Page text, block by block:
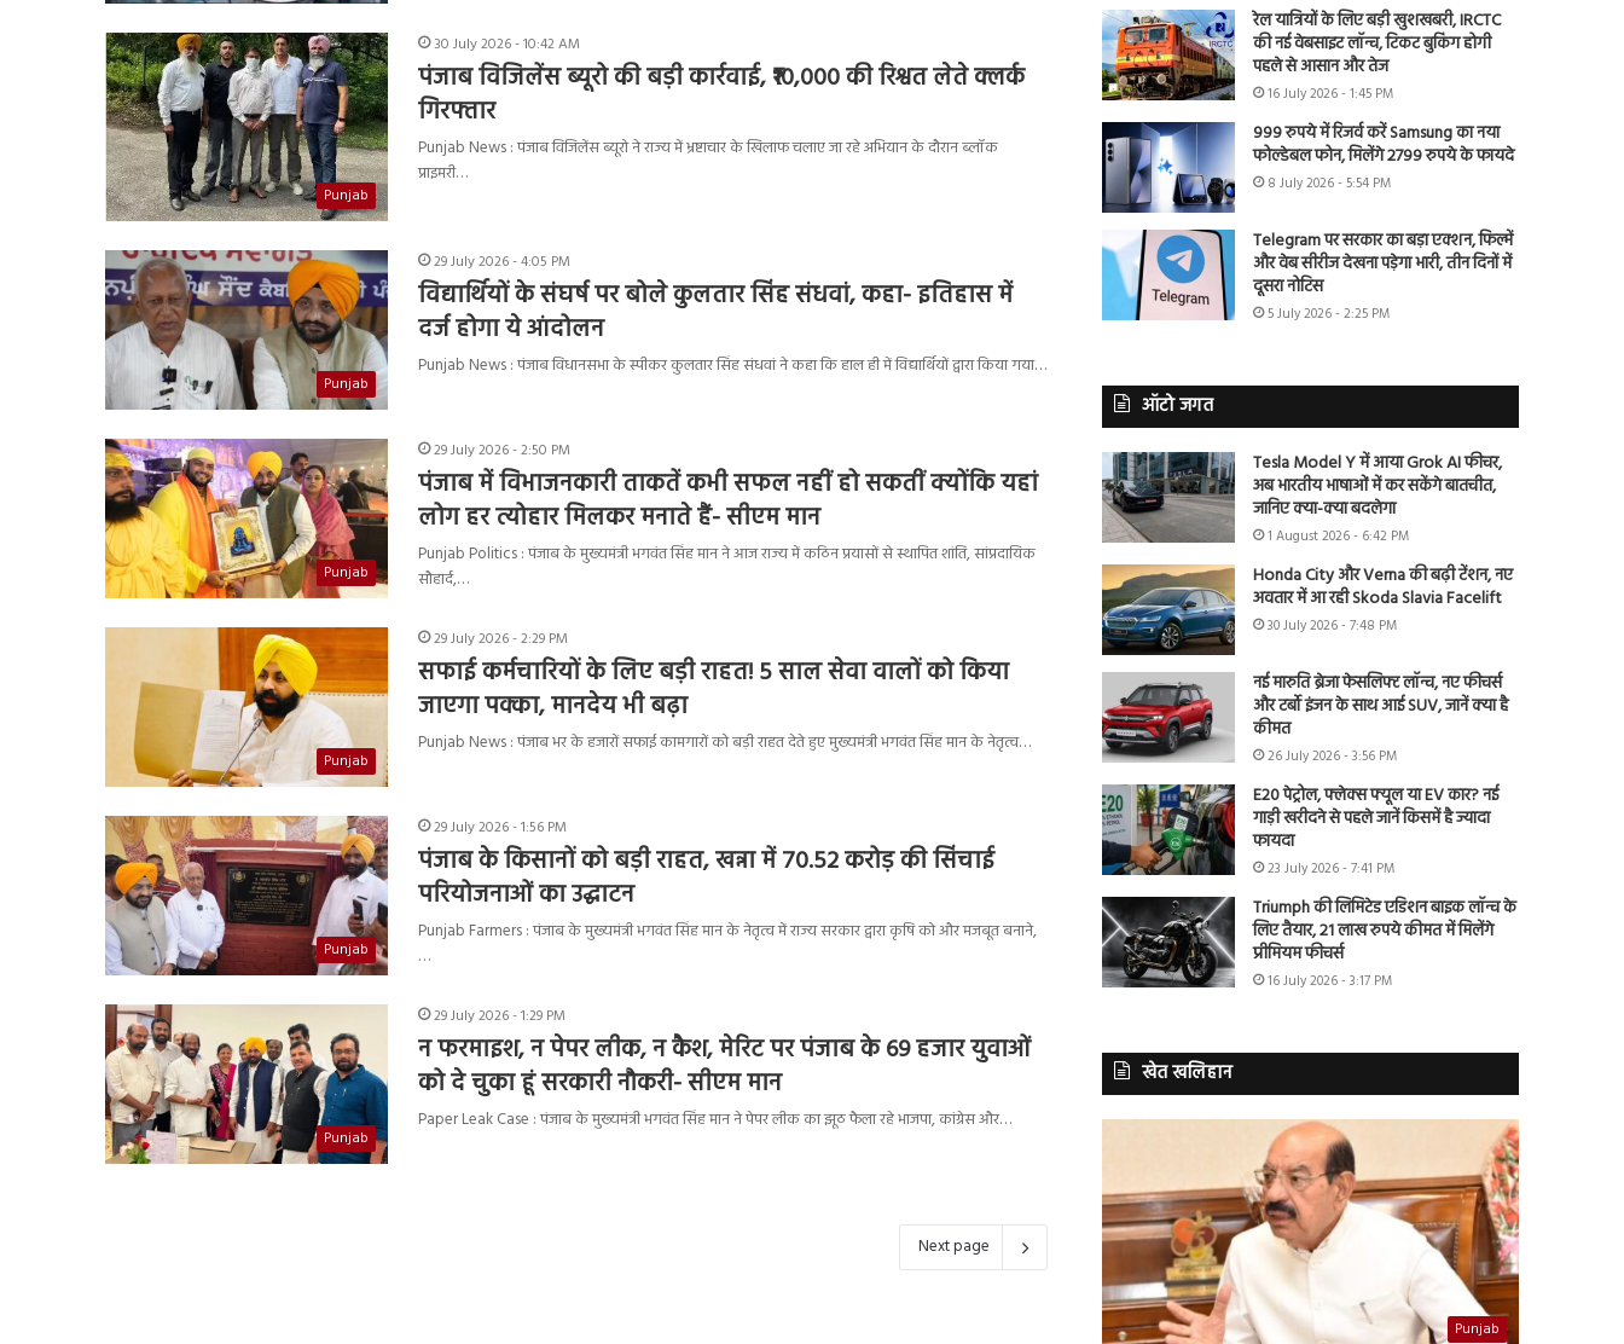
Punjab
30 July 2026 - 10:42 AM
पंजाब विजिलेंस ब्यूरो की बड़ी कार्रवाई, ₹10,000 की रिश्वत लेते क्लर्क
गिरफ्तार
Punjab News : पंजाब विजिलेंस ब्यूरो ने राज्य में भ्रष्टाचार के खिलाफ चलाए जा रहे अभियान के दौरान ब्लॉक
प्राइमरी…
Punjab
29 July 2026 - 4:05 PM
विद्यार्थियों के संघर्ष पर बोले कुलतार सिंह संधवां, कहा- इतिहास में
दर्ज होगा ये आंदोलन
Punjab News : पंजाब विधानसभा के स्पीकर कुलतार सिंह संधवां ने कहा कि हाल ही में विद्यार्थियों द्वारा किया गया…
Punjab
29 July 2026 - 2:50 PM
पंजाब में विभाजनकारी ताकतें कभी सफल नहीं हो सकतीं क्योंकि यहां
लोग हर त्योहार मिलकर मनाते हैं- सीएम मान
Punjab Politics : पंजाब के मुख्यमंत्री भगवंत सिंह मान ने आज राज्य में कठिन प्रयासों से स्थापित शांति, सांप्रदायिक
सौहार्द,…
Punjab
29 July 2026 - 2:29 PM
सफाई कर्मचारियों के लिए बड़ी राहत! 5 साल सेवा वालों को किया
जाएगा पक्का, मानदेय भी बढ़ा
Punjab News : पंजाब भर के हजारों सफाई कामगारों को बड़ी राहत देते हुए मुख्यमंत्री भगवंत सिंह मान के नेतृत्व…
Punjab
29 July 2026 - 1:56 PM
पंजाब के किसानों को बड़ी राहत, खन्ना में 70.52 करोड़ की सिंचाई
परियोजनाओं का उद्घाटन
Punjab Farmers : पंजाब के मुख्यमंत्री भगवंत सिंह मान के नेतृत्व में राज्य सरकार द्वारा कृषि को और मजबूत बनाने,
…
Punjab
29 July 2026 - 1:29 PM
न फरमाइश, न पेपर लीक, न कैश, मेरिट पर पंजाब के 69 हजार युवाओं
को दे चुका हूं सरकारी नौकरी- सीएम मान
Paper Leak Case : पंजाब के मुख्यमंत्री भगवंत सिंह मान ने पेपर लीक का झूठ फैला रहे भाजपा, कांग्रेस और…
Next page
रेल यात्रियों के लिए बड़ी खुशखबरी, IRCTC
की नई वेबसाइट लॉन्च, टिकट बुकिंग होगी
पहले से आसान और तेज
16 July 2026 - 1:45 PM
999 रुपये में रिजर्व करें Samsung का नया
फोल्डेबल फोन, मिलेंगे 2799 रुपये के फायदे
8 July 2026 - 5:54 PM
Telegram पर सरकार का बड़ा एक्शन, फिल्में
और वेब सीरीज देखना पड़ेगा भारी, तीन दिनों में
दूसरा नोटिस
5 July 2026 - 2:25 PM
ऑटो जगत
Tesla Model Y में आया Grok AI फीचर,
अब भारतीय भाषाओं में कर सकेंगे बातचीत,
जानिए क्या-क्या बदलेगा
1 August 2026 - 6:42 PM
Honda City और Verna की बढ़ी टेंशन, नए
अवतार में आ रही Skoda Slavia Facelift
30 July 2026 - 7:48 PM
नई मारुति ब्रेजा फेसलिफ्ट लॉन्च, नए फीचर्स
और टर्बो इंजन के साथ आई SUV, जानें क्या है
कीमत
26 July 2026 - 3:56 PM
E20 पेट्रोल, फ्लेक्स फ्यूल या EV कार? नई
गाड़ी खरीदने से पहले जानें किसमें है ज्यादा
फायदा
23 July 2026 - 7:41 PM
Triumph की लिमिटेड एडिशन बाइक लॉन्च के
लिए तैयार, 21 लाख रुपये कीमत में मिलेंगे
प्रीमियम फीचर्स
16 July 2026 - 3:17 PM
खेत खलिहान
Punjab